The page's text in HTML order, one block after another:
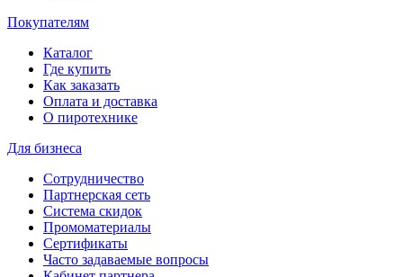
Покупателям
Каталог
Где купить
Как заказать
Оплата и доставка
О пиротехнике
Для бизнеса
Сотрудничество
Партнерская сеть
Система скидок
Промоматериалы
Сертификаты
Часто задаваемые вопросы